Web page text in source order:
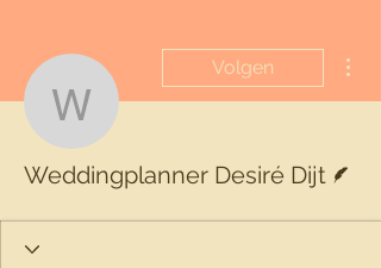
Volgen
Weddingplanner Desiré Dijt